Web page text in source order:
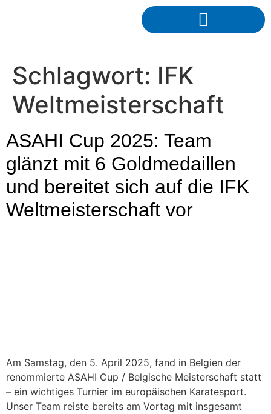
Schlagwort: IFK
Weltmeisterschaft
ASAHI Cup 2025: Team
glänzt mit 6 Goldmedaillen
und bereitet sich auf die IFK
Weltmeisterschaft vor
Am Samstag, den 5. April 2025, fand in Belgien der
renommierte ASAHI Cup / Belgische Meisterschaft statt
– ein wichtiges Turnier im europäischen Karatesport.
Unser Team reiste bereits am Vortag mit insgesamt